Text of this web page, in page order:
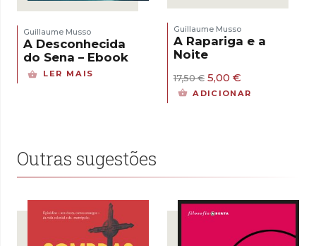
Guillaume Musso
A Desconhecida
do Sena – Ebook
LER MAIS
Guillaume Musso
A Rapariga e a
Noite
17,50€ O
preço
original
5,00 €O
preço
atual
ADICIONAR
Outras sugestões